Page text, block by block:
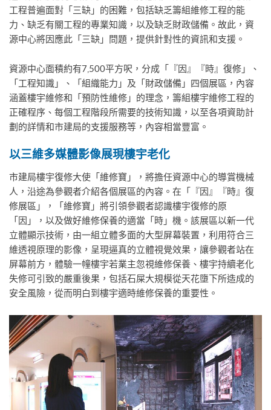
工程普遍面對「三缺」的困難，包括缺乏籌組維修工程的能
力、缺乏有關工程的專業知識，以及缺乏財政儲備。故此，資
源中心將因應此「三缺」問題，提供針對性的資訊和支援。
資源中心面積約有7,500平方呎，分成「『因』『時』復修」、
「工程知識」、「組織能力」及「財政儲備」四個展區，內容
涵蓋樓宇維修和「預防性維修」的理念，籌組樓宇維修工程的
正確程序、每個工程階段所需要的技術知識，以至各項資助計
劃的詳情和市建局的支援服務等，內容相當豐富。
以三維多媒體影像展現樓宇老化
市建局樓宇復修大使「維修寶」，將擔任資源中心的導賞機械
人，沿途為參觀者介紹各個展區的內容。在「『因』『時』復
修展區」，「維修寶」將引領參觀者認識樓宇復修的原
「因」，以及做好維修保養的適當「時」機。該展區以新一代
立體顯示技術，由一組立體多面的大型屏幕裝置，利用符合三
維透視原理的影像，呈現逼真的立體視覺效果，讓參觀者站在
屏幕前方，體驗一幢樓宇若業主忽視維修保養、樓宇持續老化
失修可引致的嚴重後果，包括石屎大規模從天花墮下所造成的
安全風險，從而明白到樓宇適時維修保養的重要性。